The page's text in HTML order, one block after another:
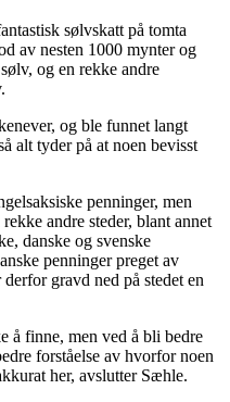
sølvskatt på tomta
av nesten 1000 mynter og
og en rekke andre
og ble funnet langt
alt tyder på at noen bevisst
penninger, men
andre steder, blant annet
danske og svenske
penninger preget av
gravd ned på stedet en
å finne, men ved å bli bedre
forståelse av hvorfor noen
her, avslutter Sæhle.